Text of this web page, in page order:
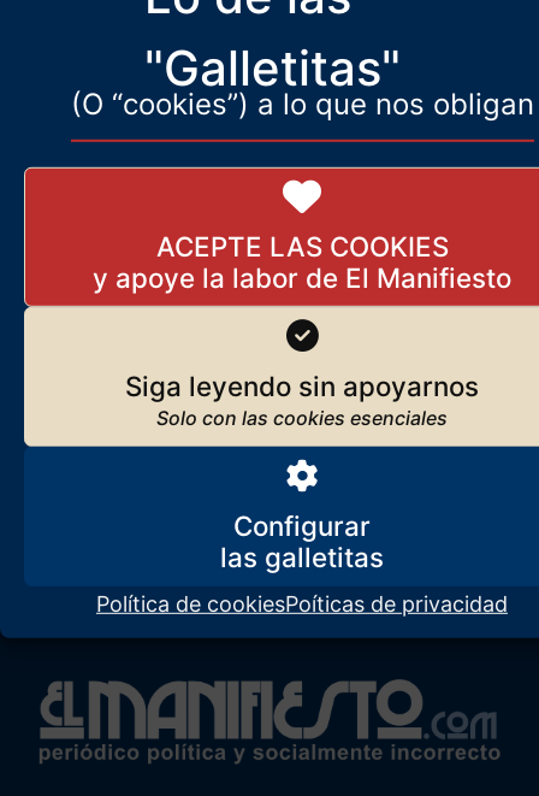
"Galletitas"
(O “cookies”) a lo que nos obligan
ACEPTE LAS COOKIES
Siga leyendo sin apoyarnos
Configurar
Política de cookiesPoíticas de privacidad
(en noviembre; el hombre tiene prisa) del